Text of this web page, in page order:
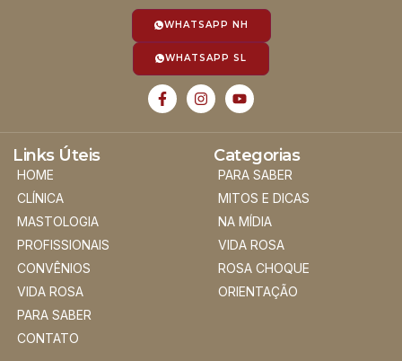
WHATSAPP NH
WHATSAPP SL
Links Úteis
HOME
CLÍNICA
MASTOLOGIA
PROFISSIONAIS
CONVÊNIOS
VIDA ROSA
PARA SABER
CONTATO
Categorias
PARA SABER
MITOS E DICAS
NA MÍDIA
VIDA ROSA
ROSA CHOQUE
ORIENTAÇÃO